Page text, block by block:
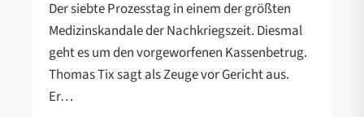
Der siebte Prozesstag in einem der größten
Medizinskandale der Nachkriegszeit. Diesmal
geht es um den vorgeworfenen Kassenbetrug.
Thomas Tix sagt als Zeuge vor Gericht aus.
Er…